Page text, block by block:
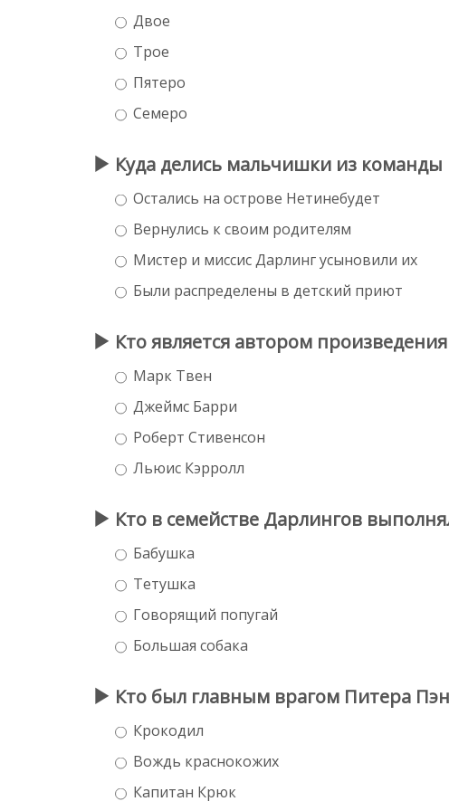
Двое
Трое
Пятеро
Семеро
Куда делись мальчишки из команды
Остались на острове Нетинебудет
Вернулись к своим родителям
Мистер и миссис Дарлинг усыновили их
Были распределены в детский приют
Кто является автором
Марк Твен
Джеймс Барри
Роберт Стивенсон
Льюис Кэрролл
Кто в семействе Дарлингов
Бабушка
Тетушка
Говорящий попугай
Большая собака
Кто был главным врагом Питера
Крокодил
Вождь краснокожих
Капитан Крюк